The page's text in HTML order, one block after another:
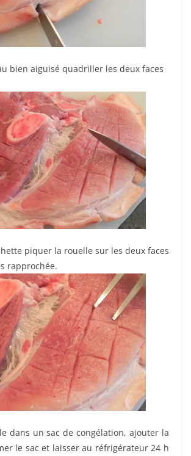
bien aiguisé quadriller les deux faces
piquer la rouelle sur les deux faces
rapprochée.
dans un sac de congélation, ajouter la
le sac et laisser au réfrigérateur 24 h